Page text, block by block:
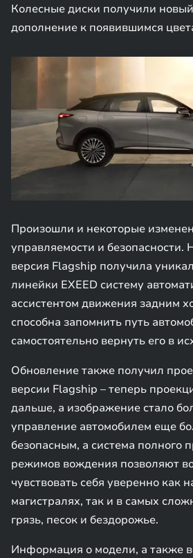
Колесные диски получили
дополнение к появившимся
Произошли и некоторые
управляемости и безопасности.
версия Flagship получила
линейки EXEED систему
ассистентом движения задним
способна запомнить путь
самостоятельно вернуть его в
Обновление также получил
версии Flagship – теперь
дальше, а изображение стало
управление автомобилем еще
безопасным, а система полного
режимов вождения позволяют
чувствовать себя уверенно как
магистралях, так и в самых
грязь, песок и бездорожье.
Информация о модели, а также